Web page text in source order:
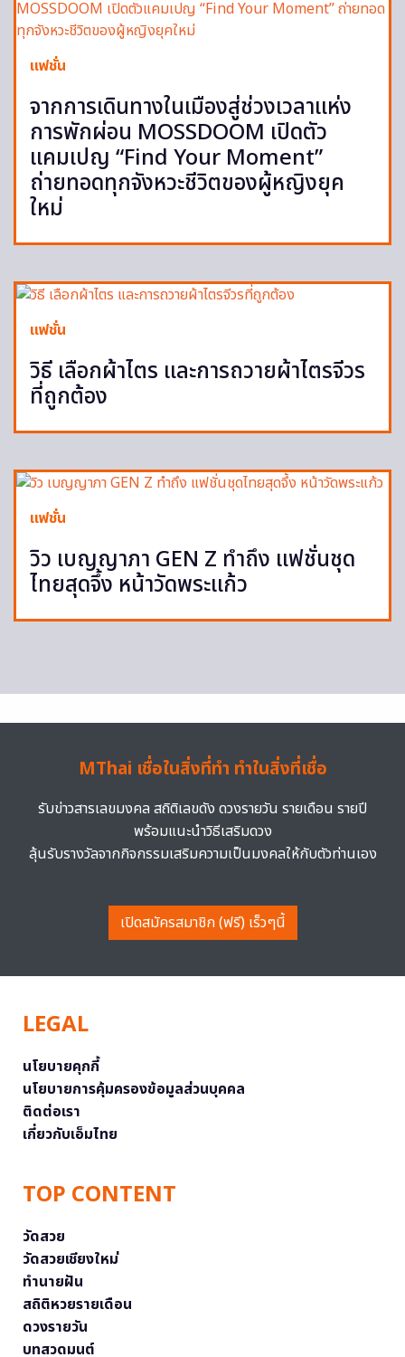
แฟชั่น
จากการเดินทางในเมืองสู่ช่วงเวลาแห่ง
การพักผ่อน MOSSDOOM เปิดตัว
แคมเปญ “Find Your Moment”
ถ่ายทอดทุกจังหวะชีวิตของผู้หญิงยุค
ใหม่
แฟชั่น
วิธี เลือกผ้าไตร และการถวายผ้าไตรจีวร
ที่ถูกต้อง
แฟชั่น
วิว เบญญาภา GEN Z ทำถึง แฟชั่นชุด
ไทยสุดจึ้ง หน้าวัดพระแก้ว
MThai เชื่อในสิ่งที่ทำ ทำในสิ่งที่เชื่อ
รับข่าวสารเลขมงคล สถิติเลขดัง ดวงรายวัน รายเดือน รายปี
พร้อมแนะนำวิธีเสริมดวง
ลุ้นรับรางวัลจากกิจกรรมเสริมความเป็นมงคลให้กับตัวท่านเอง
เปิดสมัครสมาชิก (ฟรี) เร็วๆนี้
LEGAL
นโยบายคุกกี้
นโยบายการคุ้มครองข้อมูลส่วนบุคคล
ติดต่อเรา
เกี่ยวกับเอ็มไทย
TOP CONTENT
วัดสวย
วัดสวยเชียงใหม่
ทำนายฝัน
สถิติหวยรายเดือน
ดวงรายวัน
บทสวดมนต์